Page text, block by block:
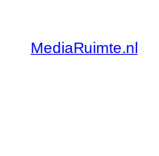
content
MediaRuimte.nl